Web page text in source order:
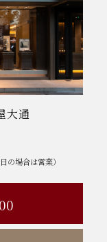
大通
の場合は営業）